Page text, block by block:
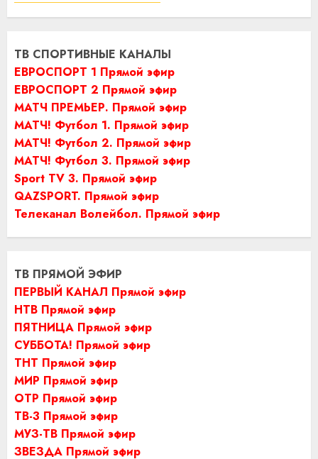
ТВ СПОРТИВНЫЕ КАНАЛЫ
ЕВРОСПОРТ 1 Прямой эфир
ЕВРОСПОРТ 2 Прямой эфир
МАТЧ ПРЕМЬЕР. Прямой эфир
МАТЧ! Футбол 1. Прямой эфир
МАТЧ! Футбол 2. Прямой эфир
МАТЧ! Футбол 3. Прямой эфир
Sport TV 3. Прямой эфир
QAZSPORT. Прямой эфир
Телеканал Волейбол. Прямой эфир
ТВ ПРЯМОЙ ЭФИР
ПЕРВЫЙ КАНАЛ Прямой эфир
НТВ Прямой эфир
ПЯТНИЦА Прямой эфир
СУББОТА! Прямой эфир
ТНТ Прямой эфир
МИР Прямой эфир
ОТР Прямой эфир
ТВ-3 Прямой эфир
МУЗ-ТВ Прямой эфир
ЗВЕЗДА Прямой эфир